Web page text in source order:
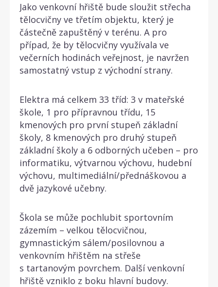
Jako venkovní hřiště bude sloužit střecha
tělocvičny ve třetím objektu, který je
částečně zapuštěný v terénu. A pro
případ, že by tělocvičny využívala ve
večerních hodinách veřejnost, je navržen
samostatný vstup z východní strany.
Elektra má celkem 33 tříd: 3 v mateřské
škole, 1 pro přípravnou třídu, 15
kmenových pro první stupeň základní
školy, 8 kmenových pro druhý stupeň
základní školy a 6 odborných učeben – pro
informatiku, výtvarnou výchovu, hudební
výchovu, multimediální/přednáškovou a
dvě jazykové učebny.
Škola se může pochlubit sportovním
zázemím – velkou tělocvičnou,
gymnastickým sálem/posilovnou a
venkovním hřištěm na střeše
s tartanovým povrchem. Další venkovní
hřiště vzniklo z boku hlavní budovy.